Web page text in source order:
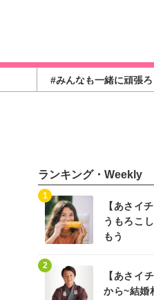
#みんなも一緒に頑張ろ
ランキング・Weekly
【あさイ
うもろこ
もう
1
【あさイ
から~結婚
2